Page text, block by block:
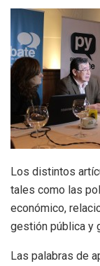
Los distintos
tales como las
económico,
gestión pública y
Las palabras de